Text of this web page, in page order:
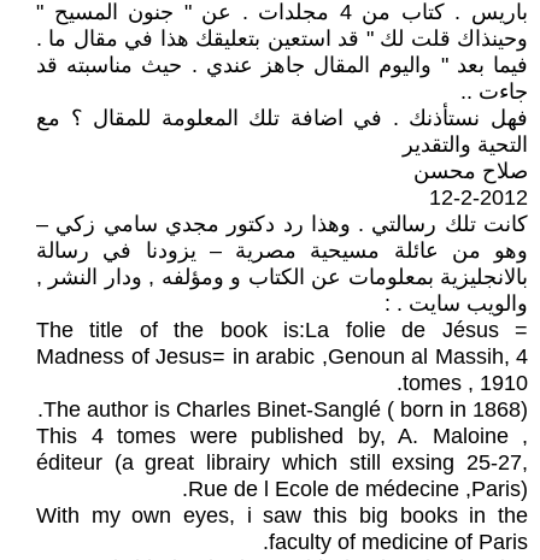
باريس . كتاب من 4 مجلدات . عن " جنون المسيح "
وحينذاك قلت لك " قد استعين بتعليقك هذا في مقال ما .
فيما بعد " واليوم المقال جاهز عندي . حيث مناسبته قد
جاءت ..
فهل نستأذنك . في اضافة تلك المعلومة للمقال ؟ مع
التحية والتقدير
صلاح محسن
12-2-2012
كانت تلك رسالتي . وهذا رد دكتور مجدي سامي زكي –
وهو من عائلة مسيحية مصرية – يزودنا في رسالة
بالانجليزية بمعلومات عن الكتاب و ومؤلفه , ودار النشر ,
والويب سايت . :
The title of the book is:La folie de Jésus =
Madness of Jesus= in arabic ,Genoun al Massih, 4
tomes , 1910.
The author is Charles Binet-Sanglé ( born in 1868).
This 4 tomes were published by, A. Maloine ,
éditeur (a great librairy which still exsing 25-27,
Rue de l Ecole de médecine ,Paris).
With my own eyes, i saw this big books in the
faculty of medicine of Paris.